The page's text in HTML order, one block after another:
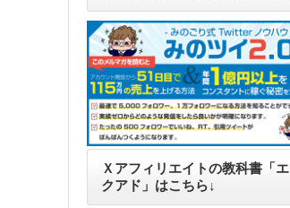
Ｘアフィリエイトの教科書「エ
クアド」はこちら↓